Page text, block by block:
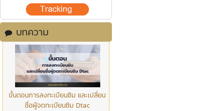
บทความ
ขั้นตอนการลงทะเบียนซิม และเปลี่ยน
ชื่อผู้จดทะเบียนซิม Dtac